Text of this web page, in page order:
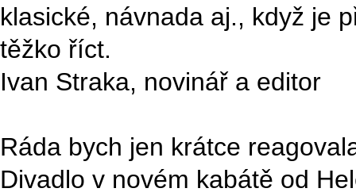
klasické, návnada aj., když je
těžko říct.
Ivan Straka, novinář a editor
Ráda bych jen krátce
Divadlo v novém kabátě od